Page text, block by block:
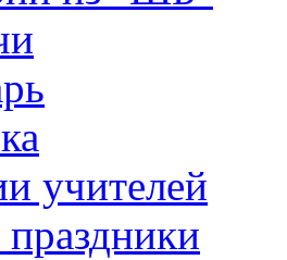
учителей